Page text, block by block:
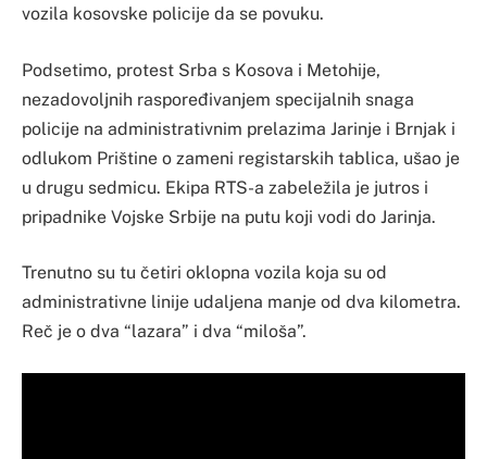
vozila kosovske policije da se povuku.
Podsetimo, protest Srba s Kosova i Metohije,
nezadovoljnih raspoređivanjem specijalnih snaga
policije na administrativnim prelazima Jarinje i Brnjak i
odlukom Prištine o zameni registarskih tablica, ušao je
u drugu sedmicu. Ekipa RTS-a zabeležila je jutros i
pripadnike Vojske Srbije na putu koji vodi do Jarinja.
Trenutno su tu četiri oklopna vozila koja su od
administrativne linije udaljena manje od dva kilometra.
Reč je o dva “lazara” i dva “miloša”.